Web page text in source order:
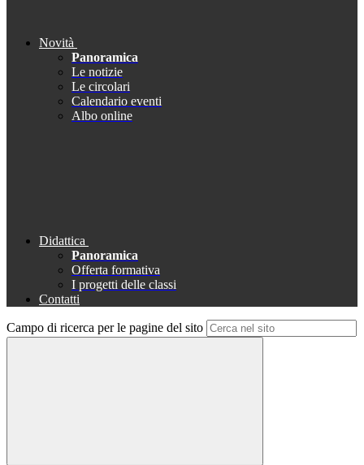
Novità
Panoramica
Le notizie
Le circolari
Calendario eventi
Albo online
Didattica
Panoramica
Offerta formativa
I progetti delle classi
Contatti
Campo di ricerca per le pagine del sito